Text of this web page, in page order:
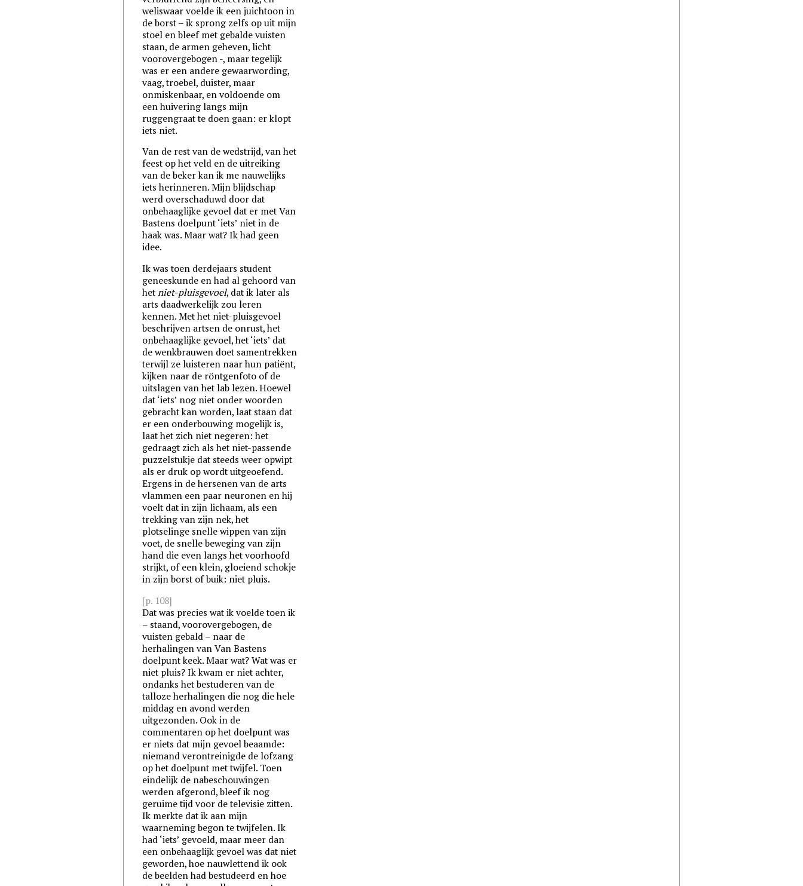
weliswaar voelde ik een juichtoon in
de borst – ik sprong zelfs op uit mijn
stoel en bleef met gebalde vuisten
staan, de armen geheven, licht
voorovergebogen -, maar tegelijk
was er een andere gewaarwording,
vaag, troebel, duister, maar
onmiskenbaar, en voldoende om
een huivering langs mijn
ruggengraat te doen gaan: er klopt
iets niet.
Van de rest van de wedstrijd, van het
feest op het veld en de uitreiking
van de beker kan ik me nauwelijks
iets herinneren. Mijn blijdschap
werd overschaduwd door dat
onbehaaglijke gevoel dat er met Van
Bastens doelpunt ‘iets’ niet in de
haak was. Maar wat? Ik had geen
idee.
Ik was toen derdejaars student
geneeskunde en had al gehoord van
hetniet-pluisgevoel, dat ik later als
arts daadwerkelijk zou leren
kennen. Met het niet-pluisgevoel
beschrijven artsen de onrust, het
onbehaaglijke gevoel, het ‘iets’ dat
de wenkbrauwen doet samentrekken
terwijl ze luisteren naar hun patiënt,
kijken naar de röntgenfoto of de
uitslagen van het lab lezen. Hoewel
dat ‘iets’ nog niet onder woorden
gebracht kan worden, laat staan dat
er een onderbouwing mogelijk is,
laat het zich niet negeren: het
gedraagt zich als het niet-passende
puzzelstukje dat steeds weer opwipt
als er druk op wordt uitgeoefend.
Ergens in de hersenen van de arts
vlammen een paar neuronen en hij
voelt dat in zijn lichaam, als een
trekking van zijn nek, het
plotselinge snelle wippen van zijn
voet, de snelle beweging van zijn
hand die even langs het voorhoofd
strijkt, of een klein, gloeiend schokje
in zijn borst of buik: niet pluis.
[p. 108]
Dat was precies wat ik voelde toen ik
– staand, voorovergebogen, de
vuisten gebald – naar de
herhalingen van Van Bastens
doelpunt keek. Maar wat? Wat was er
niet pluis? Ik kwam er niet achter,
ondanks het bestuderen van de
talloze herhalingen die nog die hele
middag en avond werden
uitgezonden. Ook in de
commentaren op het doelpunt was
er niets dat mijn gevoel beaamde:
niemand verontreinigde de lofzang
op het doelpunt met twijfel. Toen
eindelijk de nabeschouwingen
werden afgerond, bleef ik nog
geruime tijd voor de televisie zitten.
Ik merkte dat ik aan mijn
waarneming begon te twijfelen. Ik
had ‘iets’ gevoeld, maar meer dan
een onbehaaglijk gevoel was dat niet
geworden, hoe nauwlettend ik ook
de beelden had bestudeerd en hoe